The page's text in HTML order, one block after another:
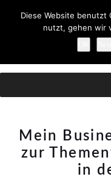
Mein
zur
in
Diese Website benutzt
nutzt, gehen wir